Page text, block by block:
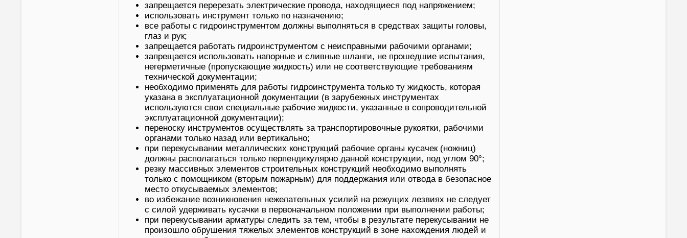
запрещается перерезать электрические провода, находящиеся под напряжением;
использовать инструмент только по назначению;
все работы с гидроинструментом должны выполняться в средствах защиты головы,
глаз и рук;
запрещается работать гидроинструментом с неисправными рабочими органами;
запрещается использовать напорные и сливные шланги, не прошедшие испытания,
негерметичные (пропускающие жидкость) или не соответствующие требованиям
технической документации;
необходимо применять для работы гидроинструмента только ту жидкость, которая
указана в эксплуатационной документации (в зарубежных инструментах
используются свои специальные рабочие жидкости, указанные в сопроводительной
эксплуатационной документации);
переноску инструментов осуществлять за транспортировочные рукоятки, рабочими
органами только назад или вертикально;
при перекусывании металлических конструкций рабочие органы кусачек (ножниц)
должны располагаться только перпендикулярно данной конструкции, под углом 90°;
резку массивных элементов строительных конструкций необходимо выполнять
только с помощником (вторым пожарным) для поддержания или отвода в безопасное
место откусываемых элементов;
во избежание возникновения нежелательных усилий на режущих лезвиях не следует
с силой удерживать кусачки в первоначальном положении при выполнении работы;
при перекусывании арматуры следить за тем, чтобы в результате перекусывании не
произошло обрушения тяжелых элементов конструкций в зоне нахождения людей и